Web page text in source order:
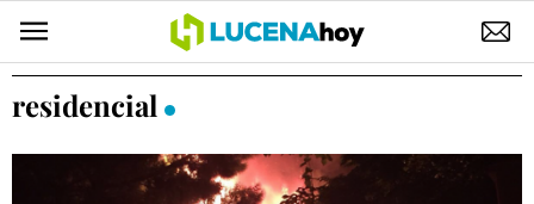
POLÍTICA
ELECCIONES
residencial